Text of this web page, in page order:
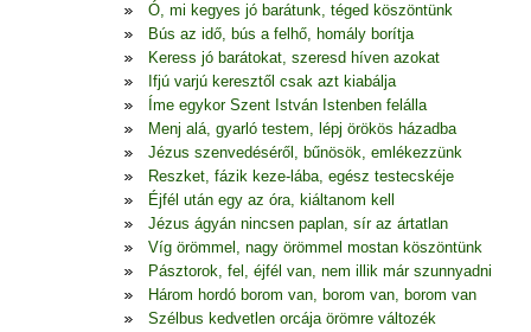
Ó, mi kegyes jó barátunk, téged köszöntünk
Bús az idő, bús a felhő, homály borítja
Keress jó barátokat, szeresd híven azokat
Ifjú varjú keresztől csak azt kiabálja
Íme egykor Szent István Istenben felálla
Menj alá, gyarló testem, lépj örökös házadba
Jézus szenvedéséről, bűnösök, emlékezzünk
Reszket, fázik keze-lába, egész testecskéje
Éjfél után egy az óra, kiáltanom kell
Jézus ágyán nincsen paplan, sír az ártatlan
Víg örömmel, nagy örömmel mostan köszöntünk
Pásztorok, fel, éjfél van, nem illik már szunnyadni
Három hordó borom van, borom van, borom van
Szélbus kedvetlen orcája örömre változék